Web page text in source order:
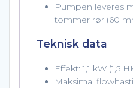
Pumpen leveres
tommer rør (60
Teknisk data
Effekt: 1,1 kW (1,5
Maksimal